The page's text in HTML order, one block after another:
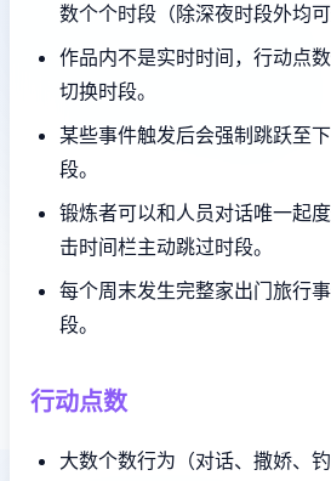
数个个时段（除深夜时段外均可
作品内不是实时时间，行动点
切换时段。
某些事件触发后会强制跳跃至
段。
锻炼者可以和人员对话唯一起
击时间栏主动跳过时段。
每个周末发生完整家出门旅行
段。
行动点数
大数个数行为（对话、撒娇、